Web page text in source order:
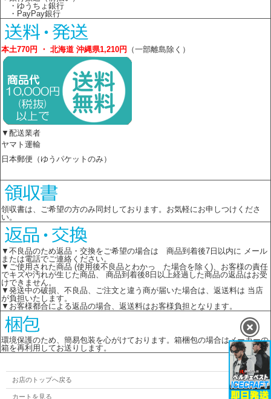
・ゆうちょ銀行
・PayPay銀行
本土770円 ・ 北海道 沖縄県1,210円 （一部離島除く）
▼配送業者
ヤマト運輸
日本郵便（ゆうパケットのみ）
領収書は、ご希望の方のみ同封しております。お気軽にお申しつけくださ
い。
▼不良品のため返品・交換をご希望の場合は 商品到着後7日以内に メール
または電話でご連絡ください。
▼ご使用された商品 (使用後不良品とわかっ た場合を除く)、お客様の責任
でキズや汚れが生じた商品、 商品到着後8日以上経過した商品の返品はお受
けできません。
▼発送中の破損、不良品、ご注文と違う商が届いた場合は、返送料は 当店
が負担いたします。
▼お客様都合による返品の場合、返送料はお客様負担となります。
環境保護のため、簡易包装を心がけております。箱梱包の場合はメーカーの
箱を再利用してお送りします。
お店のトップへ戻る
カートを見る